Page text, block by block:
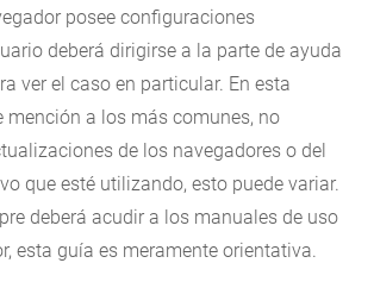
posee configuraciones
deberá dirigirse a la parte de ayuda
ver el caso en particular. En esta
mención a los más comunes, no
de los navegadores o del
que esté utilizando, esto puede variar.
deberá acudir a los manuales de uso
esta guía es meramente orientativa.